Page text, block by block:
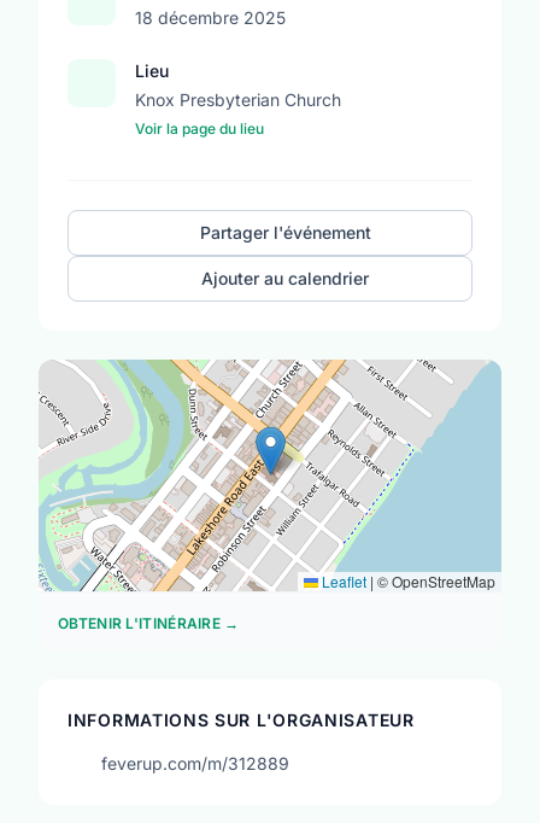
18 décembre 2025
Lieu
Knox Presbyterian Church
Voir la page du lieu
Partager l'événement
Ajouter au calendrier
Leaflet | © OpenStreetMap
OBTENIR L'ITINÉRAIRE →
INFORMATIONS SUR L'ORGANISATEUR
feverup.com/m/312889